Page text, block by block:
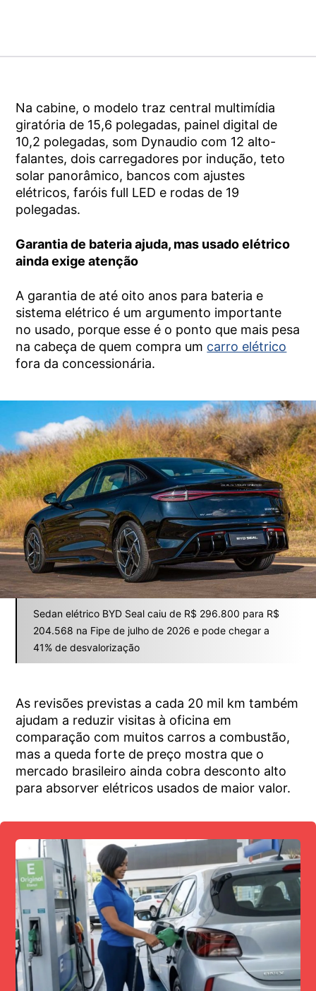
Na cabine, o modelo traz central multimídia
giratória de 15,6 polegadas, painel digital de
10,2 polegadas, som Dynaudio com 12 alto-
falantes, dois carregadores por indução, teto
solar panorâmico, bancos com ajustes
elétricos, faróis full LED e rodas de 19
polegadas.
Garantia de bateria ajuda, mas usado elétrico
ainda exige atenção
A garantia de até oito anos para bateria e
sistema elétrico é um argumento importante
no usado, porque esse é o ponto que mais pesa
na cabeça de quem compra um carro elétrico
fora da concessionária.
Sedan elétrico BYD Seal caiu de R$ 296.800 para R$
204.568 na Fipe de julho de 2026 e pode chegar a
41% de desvalorização
As revisões previstas a cada 20 mil km também
ajudam a reduzir visitas à oficina em
comparação com muitos carros a combustão,
mas a queda forte de preço mostra que o
mercado brasileiro ainda cobra desconto alto
para absorver elétricos usados de maior valor.